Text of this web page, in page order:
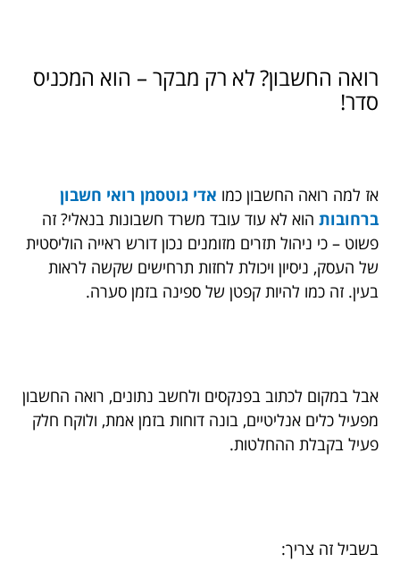
רואה החשבון? לא רק מבקר – הוא המכניס
סדר!
אז למה רואה החשבון כמו אדי גוטסמן רואי חשבון
ברחובות הוא לא עוד עובד משרד חשבונות בנאלי? זה
פשוט – כי ניהול תזרים מזומנים נכון דורש ראייה הוליסטית
של העסק, ניסיון ויכולת לחזות תרחישים שקשה לראות
בעין. זה כמו להיות קפטן של ספינה בזמן סערה.
אבל במקום לכתוב בפנקסים ולחשב נתונים, רואה החשבון
מפעיל כלים אנליטיים, בונה דוחות בזמן אמת, ולוקח חלק
פעיל בקבלת ההחלטות.
בשביל זה צריך: